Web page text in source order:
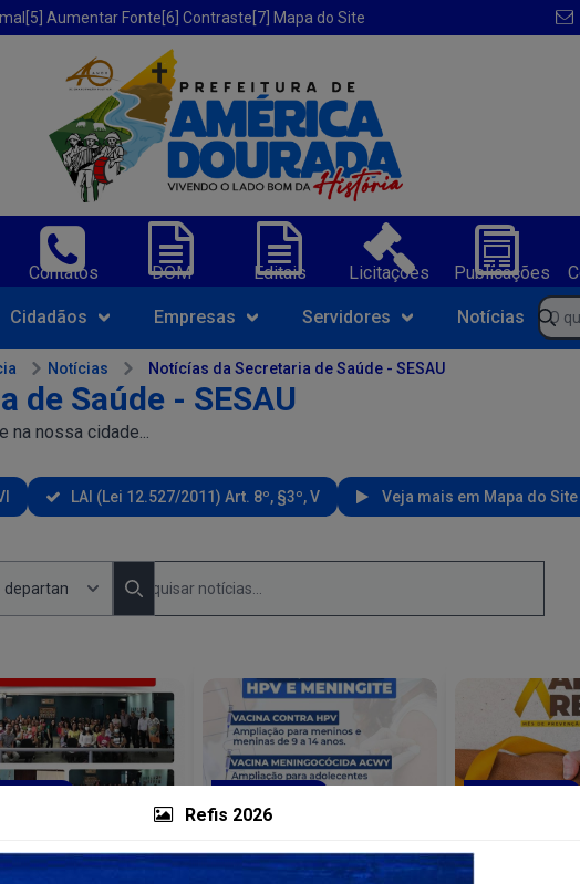
Refis 2026
[5] Aumentar Fonte [6] Contraste [7] Mapa do Site
Dourada-BA;
Contatos DOM Editais Licitações Publicações
Navegue pelo portal da Prefeitura de
O
Cidadãos Empresas Servidores Notícias
Notícias Notícías da Secretaria de Saúde - SESAU
de Saúde - SESAU
na nossa cidade...
LAI (Lei 12.527/2011) Art. 8º, §3º, V Veja mais em Mapa do Site
Associada a
contra HPV e Meningite.
Setembro